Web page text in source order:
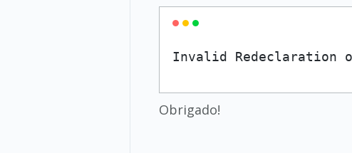
Invalid Redeclaration
Obrigado!